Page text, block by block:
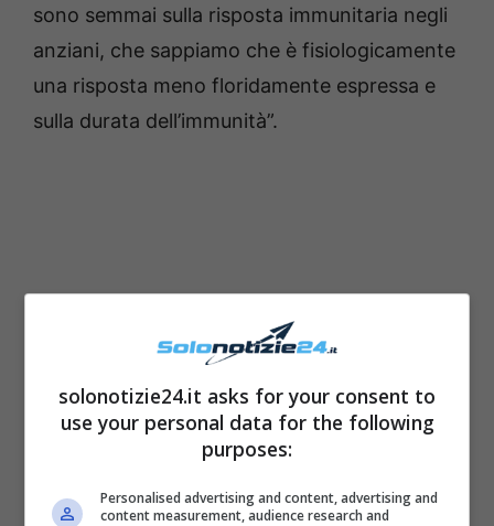
sono semmai sulla risposta immunitaria negli
anziani, che sappiamo che è fisiologicamente
una risposta meno floridamente espressa e
sulla durata dell’immunità”.
Il piano vaccinale: prima gli
solonotizie24.it asks for your consent to
use your personal data for the following
purposes:
Personalised advertising and content, advertising and
content measurement, audience research and